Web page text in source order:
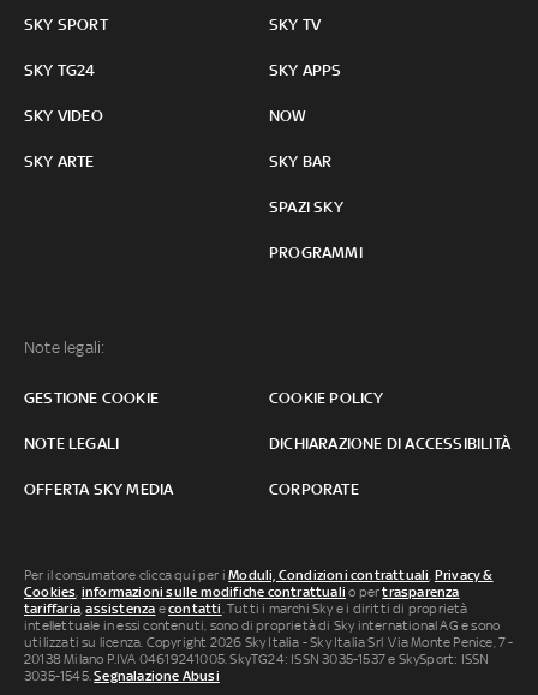
SKY SPORT
SKY TG24
SKY VIDEO
SKY ARTE
SKY TV
SKY APPS
NOW
SKY BAR
SPAZI SKY
PROGRAMMI
Note legali:
GESTIONE COOKIE COOKIE POLICY
NOTE LEGALI DICHIARAZIONE DI ACCESSIBILITÀ
OFFERTA SKY MEDIA CORPORATE
Per il consumatore clicca qui per iModuli, Condizioni contrattuali Privacy &
Cookies informazioni sulle modifiche contrattuali o pertrasparenza
tariffaria ,assistenza econtatti . Tutti i marchi Sky e i diritti di proprietà
intellettuale in essi contenuti, sono di proprietà di Sky international AG e sono
utilizzati su licenza. Copyright 2026 Sky Italia - Sky Italia Srl Via Monte Penice, 7 -
20138 Milano P.IVA 04619241005. SkyTG24: ISSN 3035-1537 e SkySport: ISSN
3035-1545.Segnalazione Abusi